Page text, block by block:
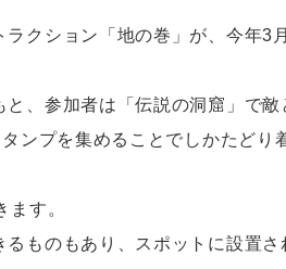
クション「地の巻」が、今年3
、参加者は「伝説の洞窟」で敵
ンプを集めることでしかたどり
す。
ものもあり、スポットに設置さ